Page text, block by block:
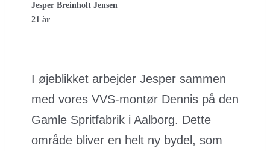
Jesper Breinholt Jensen
21 år
I øjeblikket arbejder Jesper sammen
med vores VVS-montør Dennis på den
Gamle Spritfabrik i Aalborg. Dette
område bliver en helt ny bydel, som